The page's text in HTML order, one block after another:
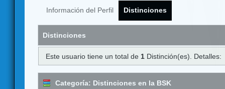
Información del Perfil Distinciones
Distinciones
Este usuario tiene un total de 1 Distinción(es). Detalles:
Categoría: Distinciones en la BSK